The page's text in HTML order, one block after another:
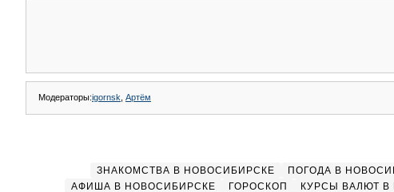
Модераторы:igornsk Артём
ЗНАКОМСТВА В НОВОСИБИРСКЕ ПОГОДА В
АФИША В НОВОСИБИРСКЕ
ГОРОСКОП КУРСЫ ВАЛЮТ